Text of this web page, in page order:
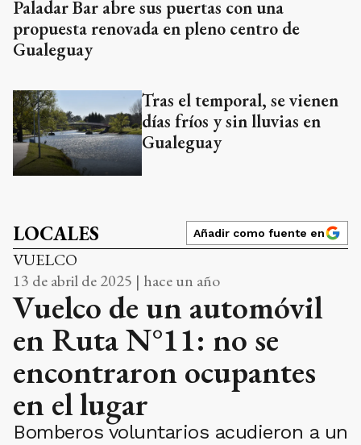
Paladar Bar abre sus puertas con una
propuesta renovada en pleno centro de
Gualeguay
Tras el temporal, se vienen
días fríos y sin lluvias en
Gualeguay
LOCALES Añadir como fuente en
VUELCO
13 de abril de 2025 | hace un año
Vuelco de un automóvil
en Ruta N°11: no se
encontraron ocupantes
en el lugar
Bomberos voluntarios acudieron a un